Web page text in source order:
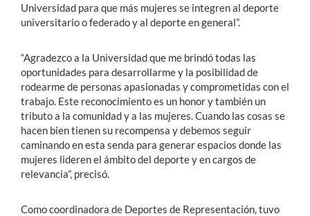
Universidad para que más mujeres se integren al deporte
universitario o federado y al deporte en general”.
“Agradezco a la Universidad que me brindó todas las
oportunidades para desarrollarme y la posibilidad de
rodearme de personas apasionadas y comprometidas con el
trabajo. Este reconocimiento es un honor y también un
tributo a la comunidad y a las mujeres. Cuando las cosas se
hacen bien tienen su recompensa y debemos seguir
caminando en esta senda para generar espacios donde las
mujeres lideren el ámbito del deporte y en cargos de
relevancia”, precisó.
Como coordinadora de Deportes de Representación, tuvo